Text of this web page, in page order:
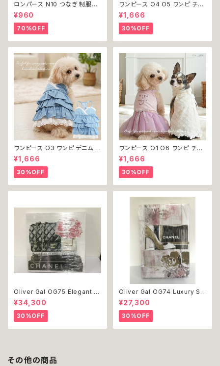
ロンパース N10 つなぎ 制服風
チェック柄 グレー 灰色 コスチュ
ーム コスプレ ドッグウェア dog
犬 猫 ペット 服 犬服 洋服 オシ
ャレ かわいい 小型犬 返品交換
不可
¥960
70%OFF
ワンピース O4 O5 ワンピ チェ
ック プリーツ レース 女の子 犬
犬服 小型 猫 服 洋服 ペット do
g ドッグウェア おしゃれ かわい
い 返品交換不可
¥1,666
30%OFF
ワンピース O3 ワンピ デニム プ
リーツ レース 女の子 犬 犬服
小型 猫 服 洋服 ペット dog ド
ッグウェア おしゃれ かわいい 返
品交換不可
¥1,666
30%OFF
ワンピース O1 O6 ワンピ チュ
ール レース 花 フラワー 女の子
犬 犬服 小型 猫 服 洋服 ペット
dog ドッグウェア おしゃれ かわ
いい 返品交換不可
¥1,666
30%OFF
Oliver Gal OG75 Elegant E
ssentials Paris 絵 アート イ
ンテリア お祝い 贈り物 プレゼ
ント 結婚 新築 開店 周年 バー
スデイ 誕生日 ご褒美
¥34,300
30%OFF
Oliver Gal OG74 Luxury St
acked Shoes Rose Giftbo
x 絵 アート インテリア お祝い
贈り物 プレゼント 結婚 新築 開
店 周年 バースデイ 誕生日 ご褒
美
¥27,300
30%OFF
その他の商品